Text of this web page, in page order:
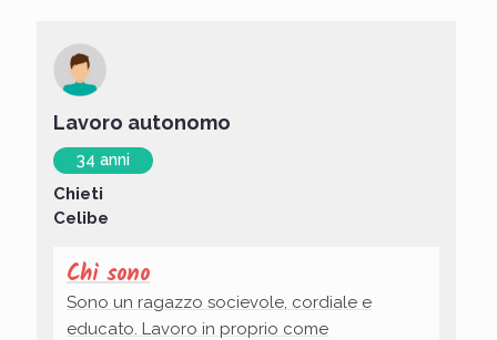
Lavoro autonomo
34 anni
Chieti
Celibe
Chi sono
Sono un ragazzo socievole, cordiale e
educato. Lavoro in proprio come